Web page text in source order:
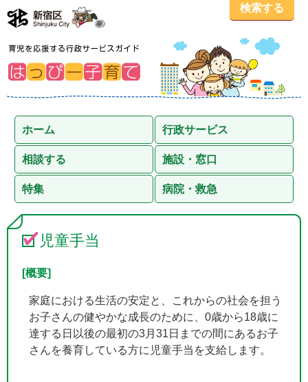
検索する
ホーム 行政サービス
相談する 施設・窓口
特集 病院・救急
児童手当
[概要]
家庭における生活の安定と、これからの社会を担う
お子さんの健やかな成長のために、0歳から18歳に
達する日以後の最初の3月31日までの間にあるお子
さんを養育している方に児童手当を支給します。